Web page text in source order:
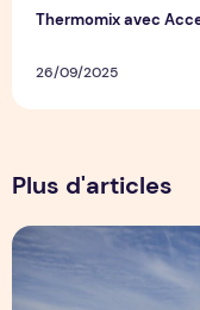
Thermomix avec
26/09/2025
Plus d'articles
Les meilleures